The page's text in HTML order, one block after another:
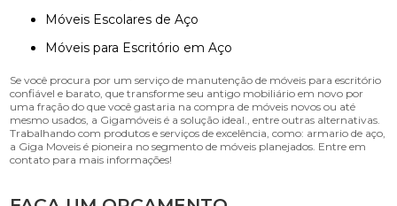
Móveis Escolares de Aço
Móveis para Escritório em Aço
Se você procura por um serviço de manutenção de móveis para escritório
confiável e barato, que transforme seu antigo mobiliário em novo por
uma fração do que você gastaria na compra de móveis novos ou até
mesmo usados, a Gigamóveis é a solução ideal., entre outras alternativas.
Trabalhando com produtos e serviços de excelência, como: armario de aço,
a Giga Moveis é pioneira no segmento de móveis planejados. Entre em
contato para mais informações!